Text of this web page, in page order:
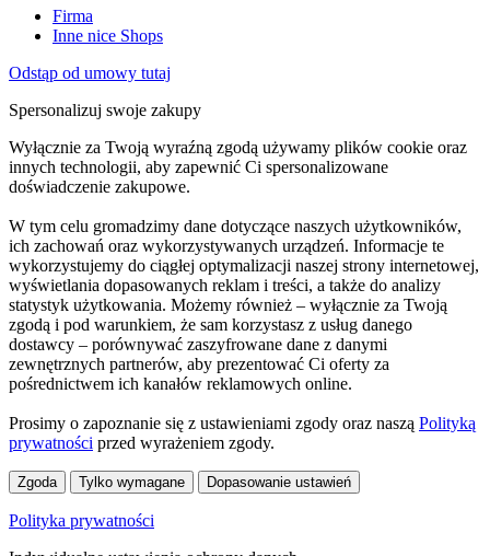
Firma
Inne nice Shops
Odstąp od umowy tutaj
Spersonalizuj swoje zakupy
Wyłącznie za Twoją wyraźną zgodą używamy plików cookie oraz
innych technologii, aby zapewnić Ci spersonalizowane
doświadczenie zakupowe.
W tym celu gromadzimy dane dotyczące naszych użytkowników,
ich zachowań oraz wykorzystywanych urządzeń. Informacje te
wykorzystujemy do ciągłej optymalizacji naszej strony internetowej,
wyświetlania dopasowanych reklam i treści, a także do analizy
statystyk użytkowania. Możemy również – wyłącznie za Twoją
zgodą i pod warunkiem, że sam korzystasz z usług danego
dostawcy – porównywać zaszyfrowane dane z danymi
zewnętrznych partnerów, aby prezentować Ci oferty za
pośrednictwem ich kanałów reklamowych online.
Prosimy o zapoznanie się z ustawieniami zgody oraz naszą Polityką
prywatności przed wyrażeniem zgody.
Zgoda Tylko wymagane Dopasowanie ustawień
Polityka prywatności